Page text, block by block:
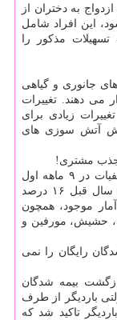
ازدواج به دختران از
می شود، این افراد شامل
هستند كه تسهیلات مذكور را
جانوری و گیاهی
می دهند. تغییرات
زیادی برای
آتش سوزی های
جذب مشتری!
سخنگوی ستاد مبارزه با مواد مخدر مجموع كشفیات در ۹ ماهه اول
سال جاری را ۷۱۳ تن اعلام نمود كه نسبت به سال قبل ۱۶ درصد
موجود، همچون
حشیش، مورفین و
رایگان را نمی
بیمه شدگان
باردیگر از طرف
تاكید شد كه